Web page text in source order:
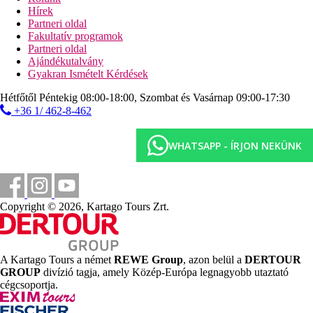
gyermekmozi
minidiszkó
miniklub (4-12 éveseknek)
Tengerpart
homokos/kavicsos tengerpart
móló
napágyak, napernyők és törölközők ingyenesen
Sport és szórakozás ingyenesen
animációs és esti programok
törökfürdő (kezelések térítés ellenében)
fitneszterem
teniszpálya (kivilágítás és felszerelés térítés ellenében,
előzetes foglalás szükséges)
vízilabda
vízi torna
aerobic
darts
asztalitenisz
strandröplabda
kenu
szörfözés (csak engedéllyel)
Hírek
Partneri oldal
Fakultatív programok
Partneri oldal
Ajándékutalvány
Gyakran Ismételt Kérdések
Hétfőtől Péntekig 08:00-18:00, Szombat és Vasárnap 09:00-17:30
+36 1/ 462-8-462
WHATSAPP - ÍRJON NEKÜNK
Copyright © 2026, Kartago Tours Zrt.
A Kartago Tours a német REWE Group, azon belül a DERTOUR
GROUP divízió tagja, amely Közép-Európa legnagyobb utaztató
cégcsoportja.